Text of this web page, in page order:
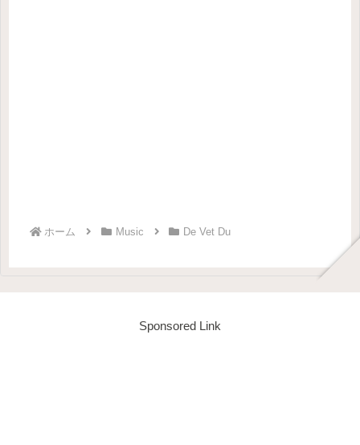
ホーム Music De Vet Du
Sponsored Link